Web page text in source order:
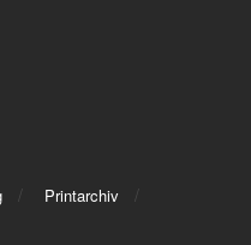
Printarchiv